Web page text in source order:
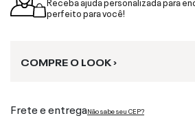
perfeito para você!
COMPRE O LOOK ›
Frete e entregaNão sabe seu CEP?